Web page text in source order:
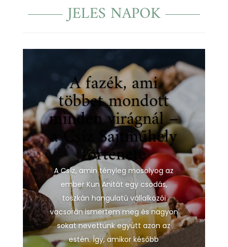
JELES NAPOK
A fazék, ami
többet mondott
minden virágnál –
a Csíz Sajtműhely
története
A Csíz, amin tényleg mosolyog az
ember Kun Anitát egy csodás,
toszkán hangulatú vállalkozói
vacsorán ismertem meg és nagyon
sokat nevettünk együtt azon az
estén. Így, amikor később